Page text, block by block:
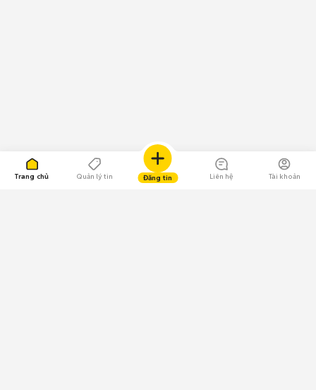
Trang chủ Quản lý tin Đăng tin Liên hệ Tài khoản